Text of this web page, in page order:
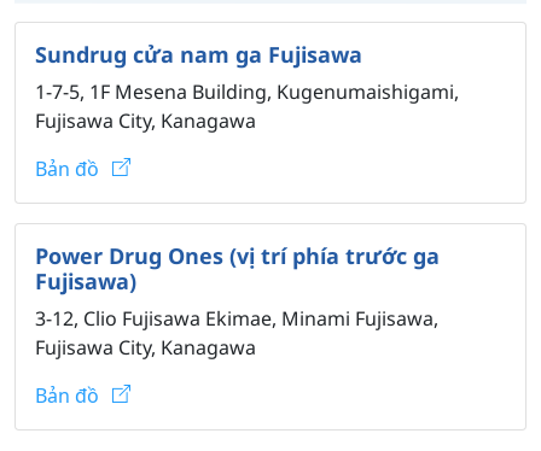
Sundrug cửa nam ga Fujisawa
1-7-5, 1F Mesena Building, Kugenumaishigami,
Fujisawa City, Kanagawa
Bản đồ
Power Drug Ones (vị trí phía trước ga
Fujisawa)
3-12, Clio Fujisawa Ekimae, Minami Fujisawa,
Fujisawa City, Kanagawa
Bản đồ